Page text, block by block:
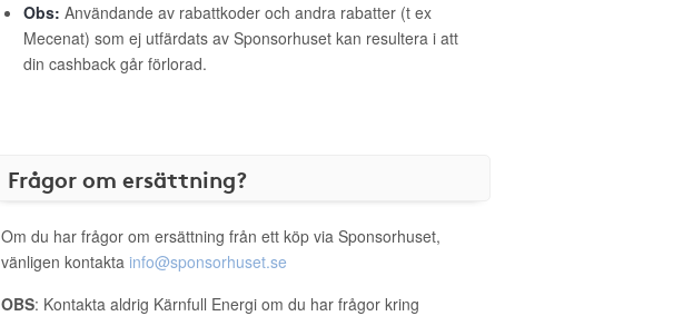
Obs: Användande av rabattkoder och andra rabatter (t ex
Mecenat) som ej utfärdats av Sponsorhuset kan resultera i att
din cashback går förlorad.
Frågor om ersättning?
Om du har frågor om ersättning från ett köp via Sponsorhuset,
vänligen kontakta info@sponsorhuset.se
OBS: Kontakta aldrig Kärnfull Energi om du har frågor kring